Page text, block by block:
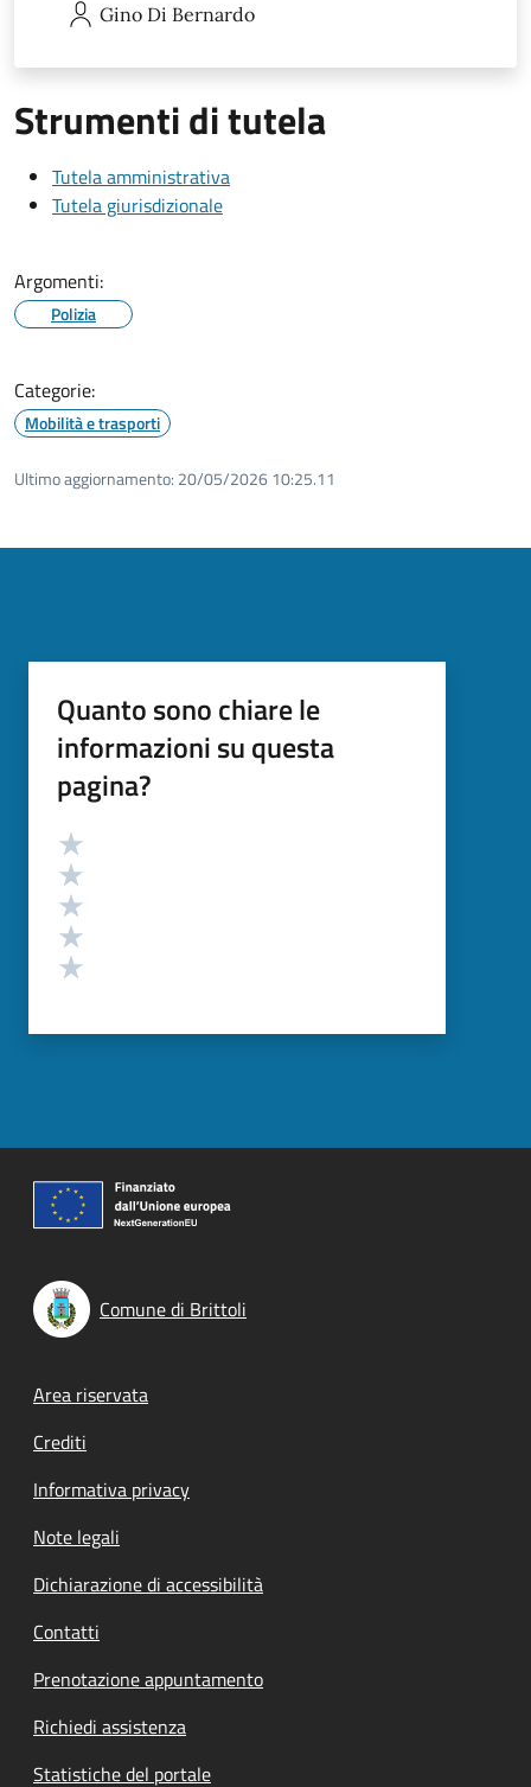
Gino Di Bernardo
Strumenti di tutela
Tutela amministrativa
Tutela giurisdizionale
Argomenti:
Polizia
Categorie:
Mobilità e trasporti
Ultimo aggiornamento: 20/05/2026 10:25.11
Quanto sono chiare le
informazioni su questa
pagina?
Valutazione
Comune di Brittoli
Footer menu
Area riservata
Crediti
Informativa privacy
Note legali
Dichiarazione di accessibilità
Contatti
Prenotazione appuntamento
Richiedi assistenza
Statistiche del portale